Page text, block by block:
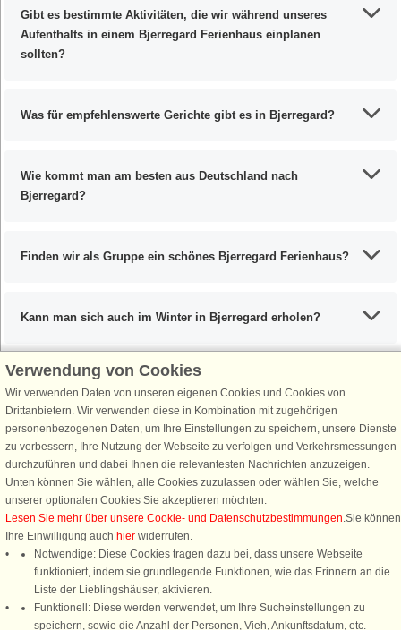
Gibt es bestimmte Aktivitäten, die wir während unseres
Aufenthalts in einem Bjerregard Ferienhaus einplanen
sollten?
Was für empfehlenswerte Gerichte gibt es in Bjerregard?
Wie kommt man am besten aus Deutschland nach
Bjerregard?
Finden wir als Gruppe ein schönes Bjerregard Ferienhaus?
Kann man sich auch im Winter in Bjerregard erholen?
Schließen Sie sich 100.000 Ferienhaus-Fans an
Erhalten Sie einen Willkommensgutschein von 25 €für Ihren nächsten
Ferienhausurlaub - melden Sie sich einfach für den DanCenter Newsletter
an. Verpassen Sie nie wieder exklusive Angebote, Gewinnspiele und
Urlaubstipps!
Newsletter abonnieren
Verwendung von Cookies
Wir verwenden Daten von unseren eigenen Cookies und Cookies von
Drittanbietern. Wir verwenden diese in Kombination mit zugehörigen
personenbezogenen Daten, um Ihre Einstellungen zu speichern, unsere Dienste
zu verbessern, Ihre Nutzung der Webseite zu verfolgen und Verkehrsmessungen
durchzuführen und dabei Ihnen die relevantesten Nachrichten anzuzeigen.
Unten können Sie wählen, alle Cookies zuzulassen oder wählen Sie, welche
unserer optionalen Cookies Sie akzeptieren möchten.
Lesen Sie mehr über unsere Cookie- und Datenschutzbestimmungen.Sie können
Ihre Einwilligung auch hier widerrufen.
Notwendige: Diese Cookies tragen dazu bei, dass unsere Webseite
funktioniert, indem sie grundlegende Funktionen, wie das Erinnern an die
Liste der Lieblingshäuser, aktivieren.
Funktionell: Diese werden verwendet, um Ihre Sucheinstellungen zu
speichern, sowie die Anzahl der Personen, Vieh, Ankunftsdatum, etc.